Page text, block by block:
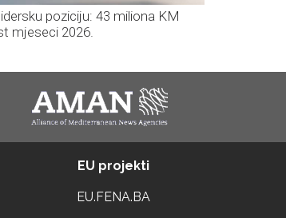
poziciju: 43 miliona KM
mjeseci 2026.
EU projekti
EU.FENA.BA